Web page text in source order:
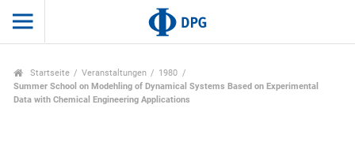
Startseite Veranstaltungen
1980
Summer School on Modehling of Dynamical Systems Based on Experimental
Data with Chemical Engineering Applications